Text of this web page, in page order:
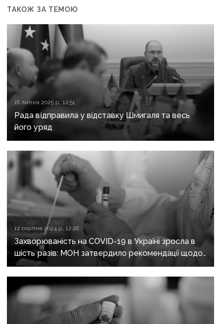
ТАКОЖ ЗА ТЕМОЮ
16 липня 2025 р., 12:51
Рада відправила у відставку Шмигаля та весь
його уряд
12 серпня 2024 р., 12:26
Захворюваність на COVID-19 в Україні зросла в
шість разів: МОН затвердило рекомендації щодо
вакцинації